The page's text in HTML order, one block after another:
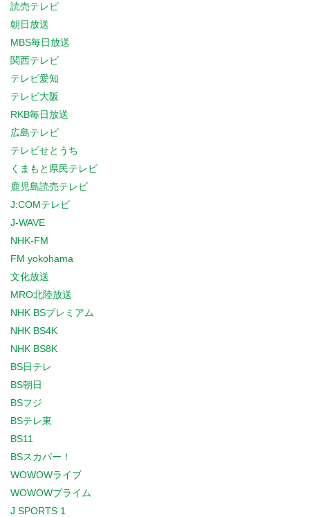
読売テレビ
朝日放送
MBS毎日放送
関西テレビ
テレビ愛知
テレビ大阪
RKB毎日放送
広島テレビ
テレビせとうち
くまもと県民テレビ
鹿児島読売テレビ
J:COMテレビ
J-WAVE
NHK-FM
FM yokohama
文化放送
MRO北陸放送
NHK BSプレミアム
NHK BS4K
NHK BS8K
BS日テレ
BS朝日
BSフジ
BSテレ東
BS11
BSスカパー！
WOWOWライブ
WOWOWプライム
J SPORTS 1